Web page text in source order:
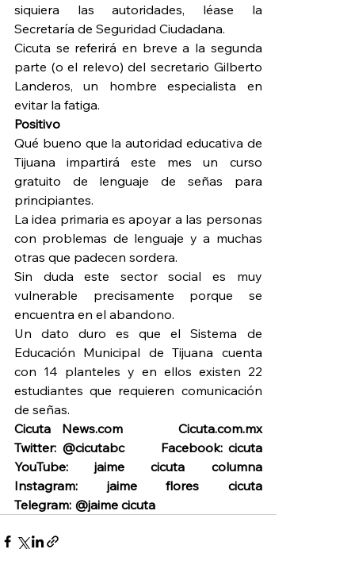
siquiera las autoridades, léase la
Secretaría de Seguridad Ciudadana.
Cicuta se referirá en breve a la segunda
parte (o el relevo) del secretario Gilberto
Landeros, un hombre especialista en
evitar la fatiga.
Positivo
Qué bueno que la autoridad educativa de
Tijuana impartirá este mes un curso
gratuito de lenguaje de señas para
principiantes.
La idea primaria es apoyar a las personas
con problemas de lenguaje y a muchas
otras que padecen sordera.
Sin duda este sector social es muy
vulnerable precisamente porque se
encuentra en el abandono.
Un dato duro es que el Sistema de
Educación Municipal de Tijuana cuenta
con 14 planteles y en ellos existen 22
estudiantes que requieren comunicación
de señas.
Cicuta News.com     Cicuta.com.mx
Twitter: @cicutabc       Facebook: cicuta
YouTube: jaime cicuta columna
Instagram: jaime flores cicuta
Telegram: @jaime cicuta